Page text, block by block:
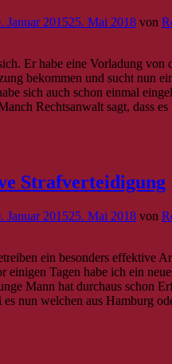
Januar 201525. Mai 2018 von
Er habe eine Vorladung von
bekommen und sucht nun
sich auch schon einmal
Rechtsanwalt sagt, dass
Strafverteidigung
Januar 201525. Mai 2018 von
ein besonders effektive
einigen Tagen habe ich ein
Mann hat durchaus schon
es nun welchen aus Hamburg